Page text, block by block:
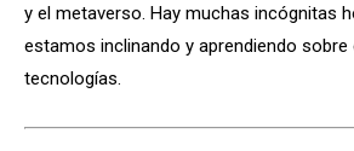
y el metaverso. Hay muchas incógnitas
estamos inclinando y aprendiendo sobre
tecnologías.